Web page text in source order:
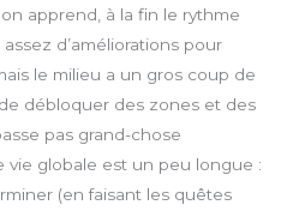
n
apprend, à la fin le rythme
d’améliorations pour
le milieu a un gros coup de
débloquer des zones et des
pas grand-chose
vie globale est un peu longue :
(en faisant les quêtes